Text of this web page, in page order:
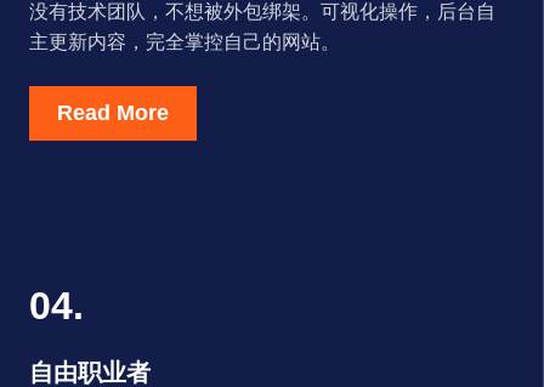
没有技术团队，不想被外包绑架。可视化操作，后台自
主更新内容，完全掌控自己的网站。
Read More
04.
自由职业者